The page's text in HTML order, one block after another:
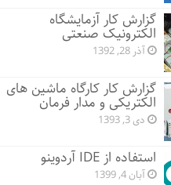
گزارش کار آزمایشگاه
الکترونیک صنعتی
آذر 28, 1392
گزارش کار کارگاه ماشین های
الکتریکی و مدار فرمان
دی 3, 1393
استفاده از IDE آردوینو
آبان 4, 1399